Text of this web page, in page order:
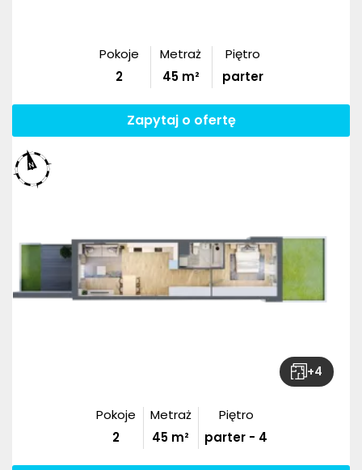
Pokoje
2
Metraż
45m²
Piętro
parter
Zapytaj o ofertę
+4
Pokoje
2
Metraż
45 m²
Piętro
parter - 4